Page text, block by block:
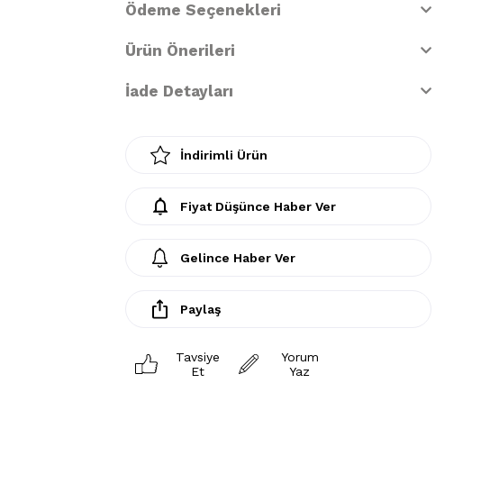
Ödeme Seçenekleri
Ürün Önerileri
İade Detayları
İndirimli Ürün
Fiyat Düşünce Haber Ver
Gelince Haber Ver
Paylaş
Tavsiye
Et
Yorum
Yaz